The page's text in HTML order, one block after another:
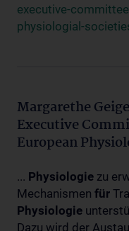
executive-
physiologial-
Margarethe
Executive
European
... Physiologie zu
Mechanismen für
Physiologie
Dazu wird der